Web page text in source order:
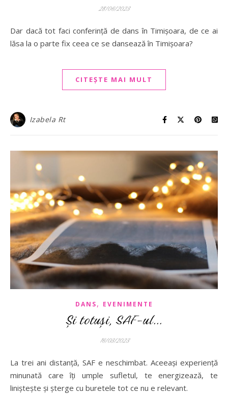
28/06/2023
Dar dacă tot faci conferință de dans în Timișoara, de ce ai
lăsa la o parte fix ceea ce se dansează în Timișoara?
CITEȘTE MAI MULT
Izabela Rt
DANS, EVENIMENTE
Și totuși, SAF-ul…
16/03/2023
La trei ani distanță, SAF e neschimbat. Aceeași experiență
minunată care îți umple sufletul, te energizează, te
liniștește și șterge cu buretele tot ce nu e relevant.